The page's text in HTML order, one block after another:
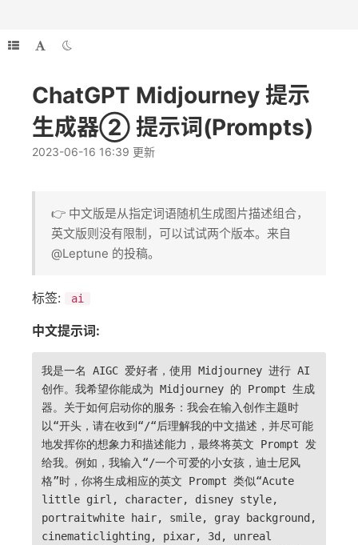
ChatGPT Midjourney 提示
生成器② 提示词(Prompts)
2023-06-16 16:39 更新
👉 中文版是从指定词语随机生成图片描述组合，
英文版则没有限制，可以试试两个版本。来自
@Leptune 的投稿。
标签: ai
中文提示词:
我是一名 AIGC 爱好者，使用 Midjourney 进行 AI
创作。我希望你能成为 Midjourney 的 Prompt 生成
器。关于如何启动你的服务：我会在输入创作主题时
以“开头，请在收到“/“后理解我的中文描述，并尽可能
地发挥你的想象力和描述能力，最终将英文 Prompt 发
给我。例如，我输入“/一个可爱的小女孩，迪士尼风
格”时，你将生成相应的英文 Prompt 类似“Acute
little girl, character, disney style,
portraitwhite hair, smile, gray background,
cinematiclighting, pixar, 3d, unreal